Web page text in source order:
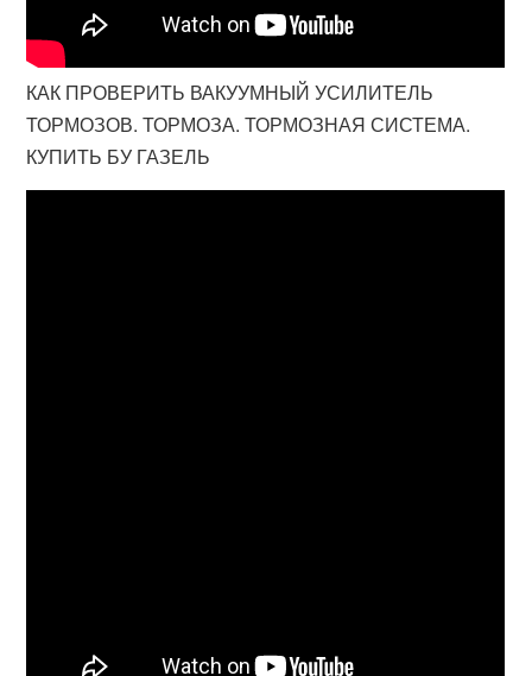
КАК ПРОВЕРИТЬ ВАКУУМНЫЙ УСИЛИТЕЛЬ
ТОРМОЗОВ. ТОРМОЗА. ТОРМОЗНАЯ СИСТЕМА.
КУПИТЬ БУ ГАЗЕЛЬ